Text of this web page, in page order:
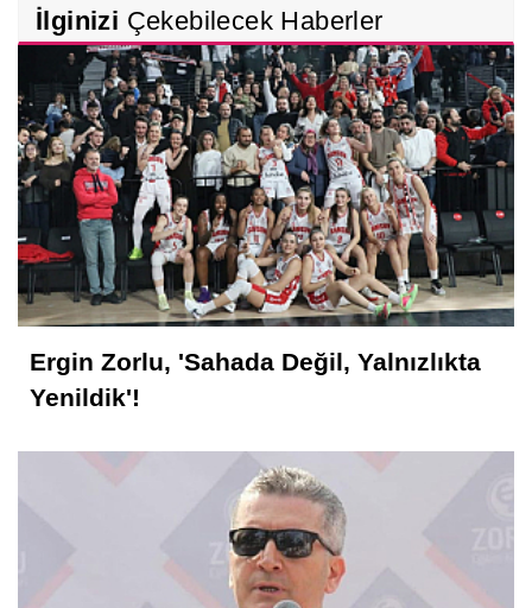
İlginizi Çekebilecek Haberler
Ergin Zorlu, 'Sahada Değil, Yalnızlıkta
Yenildik'!